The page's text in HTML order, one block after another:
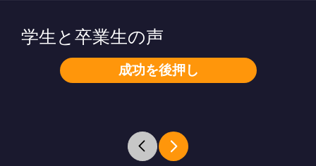
成功を後押し
学生と卒業生の声